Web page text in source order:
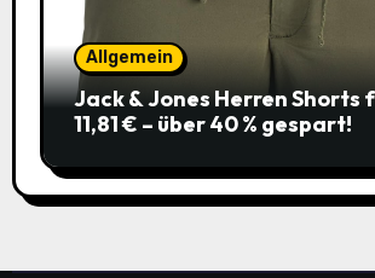
Allgemein
Jack & Jones Herren Shorts
11,81 € – über 40 % gespart!